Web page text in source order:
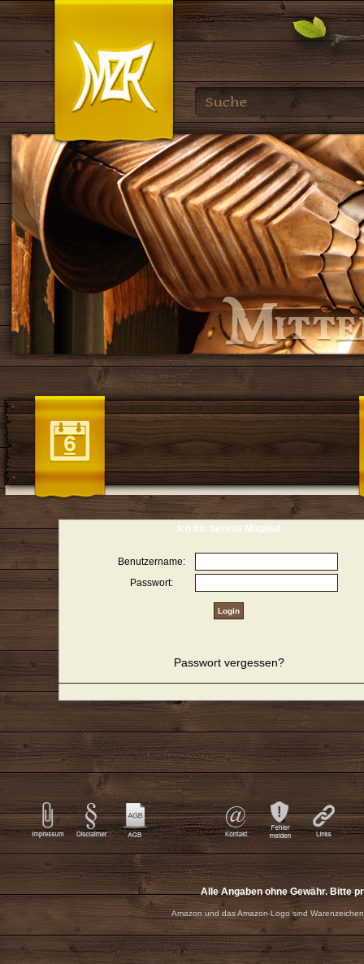
Ich bin bereits Mitglied
Benutzername:
Passwort:
Passwort vergessen?
Alle Angaben ohne Gewähr. Bitte
Amazon und das Amazon-Logo sind